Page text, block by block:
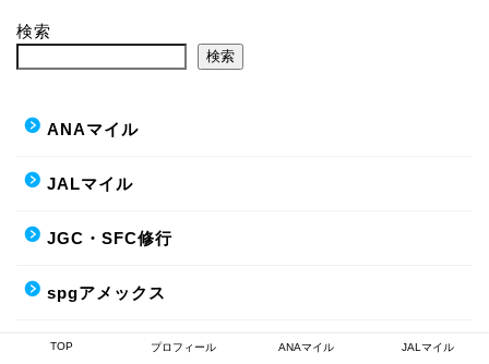
検索
検索
ANAマイル
JALマイル
JGC・SFC修行
spgアメックス
アメックス
TOP プロフィール ANAマイル JALマイル